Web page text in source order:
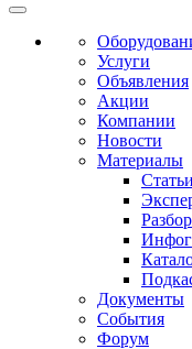
Услуги
Объявления
Акции
Компании
Новости
Материалы
Статьи
Документы
События
Форум